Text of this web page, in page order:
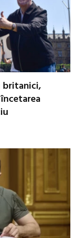
britanici,